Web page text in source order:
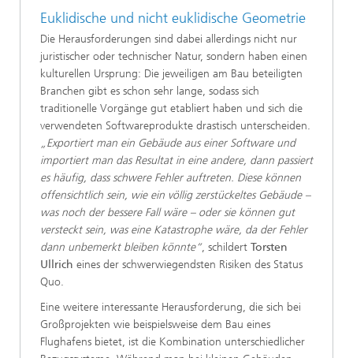
Euklidische und nicht euklidische Geometrie
Die Herausforderungen sind dabei allerdings nicht nur
juristischer oder technischer Natur, sondern haben einen
kulturellen Ursprung: Die jeweiligen am Bau beteiligten
Branchen gibt es schon sehr lange, sodass sich
traditionelle Vorgänge gut etabliert haben und sich die
verwendeten Softwareprodukte drastisch unterscheiden.
„Exportiert man ein Gebäude aus einer Software und
importiert man das Resultat in eine andere, dann passiert
es häufig, dass schwere Fehler auftreten. Diese können
offensichtlich sein, wie ein völlig zerstückeltes Gebäude –
was noch der bessere Fall wäre – oder sie können gut
versteckt sein, was eine Katastrophe wäre, da der Fehler
dann unbemerkt bleiben könnte“, schildert Torsten
Ullrich eines der schwerwiegendsten Risiken des Status
Quo.
Eine weitere interessante Herausforderung, die sich bei
Großprojekten wie beispielsweise dem Bau eines
Flughafens bietet, ist die Kombination unterschiedlicher